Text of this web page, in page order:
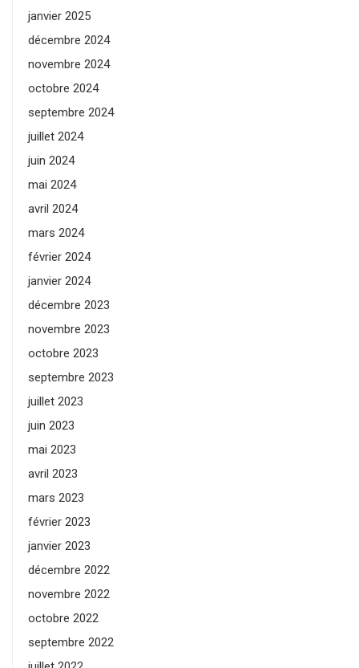
janvier 2025
décembre 2024
novembre 2024
octobre 2024
septembre 2024
juillet 2024
juin 2024
mai 2024
avril 2024
mars 2024
février 2024
janvier 2024
décembre 2023
novembre 2023
octobre 2023
septembre 2023
juillet 2023
juin 2023
mai 2023
avril 2023
mars 2023
février 2023
janvier 2023
décembre 2022
novembre 2022
octobre 2022
septembre 2022